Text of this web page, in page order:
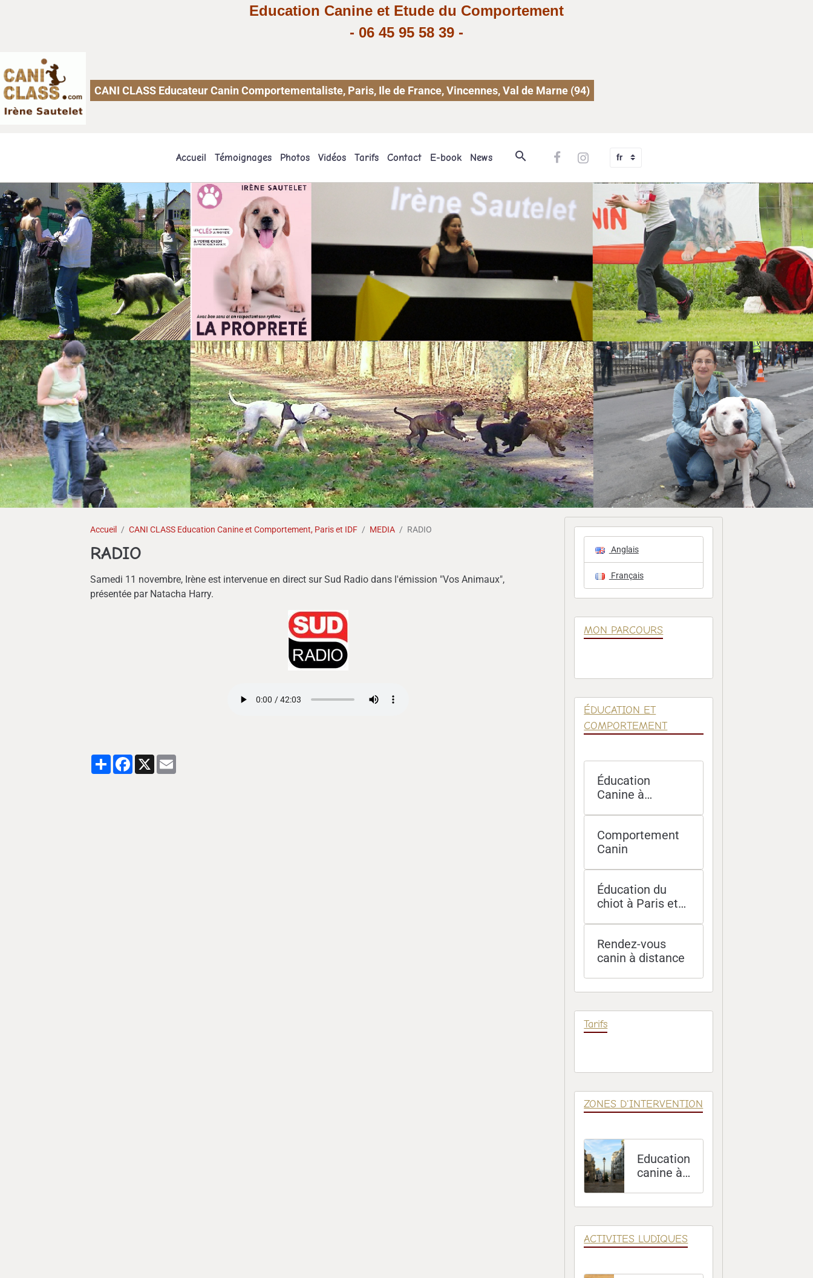
Education Canine et Etude du Comportement
- 06 45 95 58 39 -
CANI CLASS Educateur Canin Comportementaliste, Paris, Ile de France, Vincennes, Val de Marne (94)
Accueil Témoignages Photos Vidéos Tarifs Contact E-book News
Accueil CANI CLASS Education Canine et Comportement, Paris et IDF MEDIA RADIO
RADIO
Samedi 11 novembre, Irène est intervenue en direct sur Sud Radio dans l'émission "Vos Animaux",
présentée par Natacha Harry.
PartagerFacebook
X
Anglais
Français
MON PARCOURS
ÉDUCATION ET
COMPORTEMENT
Éducation
Canine à
Comportement
Canin
Éducation du
chiot à Paris et
douces et
efficaces
Rendez-vous
canin à distance
Tarifs
ZONES D'INTERVENTION
Education
canine à
ACTIVITES LUDIQUES